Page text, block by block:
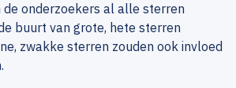
de onderzoekers al alle sterren
buurt van grote, hete sterren
zwakke sterren zouden ook invloed